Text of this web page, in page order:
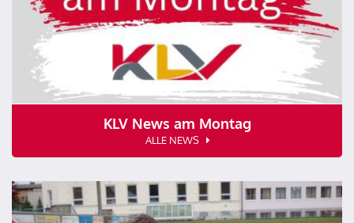
KLV News am Montag
ALLE NEWS